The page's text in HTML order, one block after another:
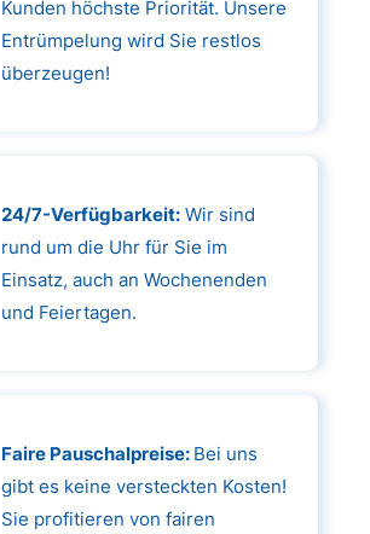
Kunden höchste Priorität. Unsere
Entrümpelung wird Sie restlos
überzeugen!
24/7-Verfügbarkeit:Wir sind
rund um die Uhr für Sie im
Einsatz, auch an Wochenenden
und Feiertagen.
Faire Pauschalpreise: Bei uns
gibt es keine versteckten Kosten!
Sie profitieren von fairen